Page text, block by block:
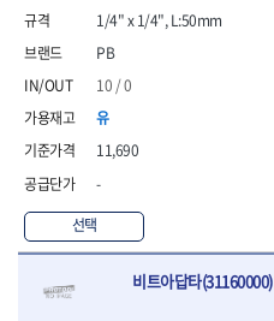
- 볼트커터
- 핸드볼트커터
- 항공가위
- 클램프
- 망치
- 빠루망치
- 볼핀망치
- 함마망치
- 도끼
- 망치헤드
- 판금망치
PB
10 / 0
유
11,690
-
선택
1/4" x 1/4", L:50mm
비트아답타(31160000)